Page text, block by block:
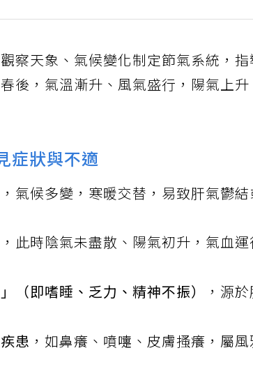
察天象、氣候變化制定節氣系統，
後，氣溫漸升、風氣盛行，陽氣上
症狀與不適
氣候多變，寒暖交替，易致肝氣鬱結
此時陰氣未盡散、陽氣初升，氣血
」（即嗜睡、乏力、精神不振） ，源
患 ，如鼻癢、噴嚏、皮膚搔癢，屬風